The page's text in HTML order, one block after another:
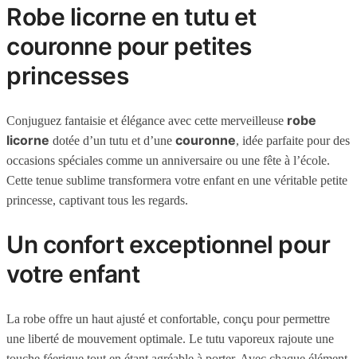
Robe licorne en tutu et
couronne pour petites
princesses
Conjuguez fantaisie et élégance avec cette merveilleuse robe
licorne dotée d’un tutu et d’une couronne, idée parfaite pour des
occasions spéciales comme un anniversaire ou une fête à l’école.
Cette tenue sublime transformera votre enfant en une véritable petite
princesse, captivant tous les regards.
Un confort exceptionnel pour
votre enfant
La robe offre un haut ajusté et confortable, conçu pour permettre
une liberté de mouvement optimale. Le tutu vaporeux rajoute une